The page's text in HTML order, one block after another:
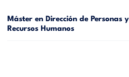
Máster en Dirección de Personas
Recursos Humanos